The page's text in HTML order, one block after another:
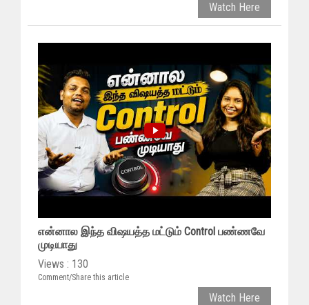
Watch Here
என்னால இந்த விஷயத்த மட்டும் Control பண்ணவே
முடியாது
Views : 130
Comment/Share this article
Watch Here